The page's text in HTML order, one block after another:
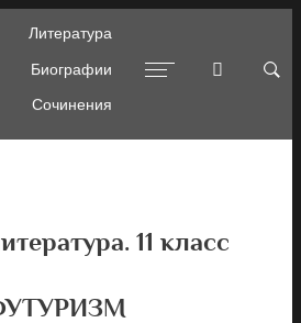
Литература
Литература
Биографии
Биографии
Сочинения
Сочинения
11 класс